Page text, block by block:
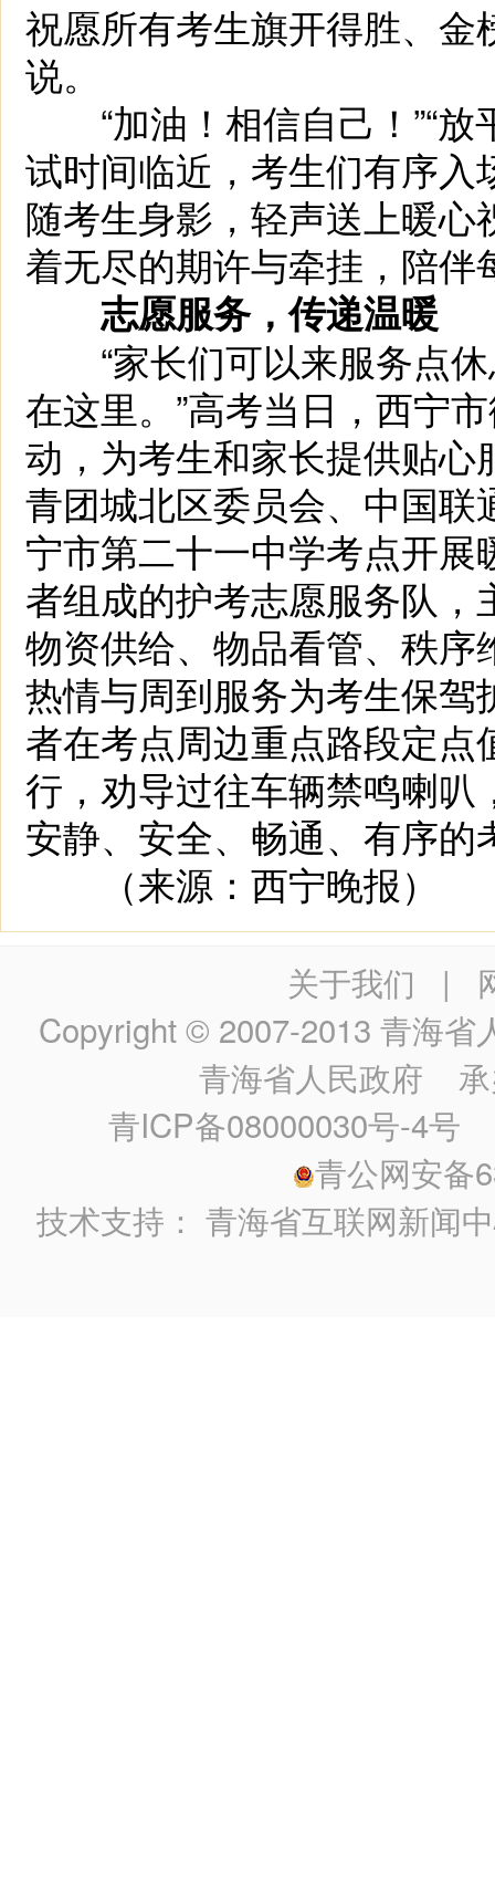
祝愿所有考生旗开得胜、金
说。
“加油！相信自己！”“放
试时间临近，考生们有序
随考生身影，轻声送上暖
着无尽的期许与牵挂，陪
志愿服务，传递温暖
“家长们可以来服务点休
在这里。”高考当日，西宁
动，为考生和家长提供贴
青团城北区委员会、中国
宁市第二十一中学考点开
者组成的护考志愿服务队
物资供给、物品看管、秩
热情与周到服务为考生保
者在考点周边重点路段定
行，劝导过往车辆禁鸣喇
安静、安全、畅通、有序的
（来源：西宁晚报）
关于我们 |
Copyright © 2007-2013 青海省
青海省人民政府 承
青ICP备08000030号-4号
青公网安备
技术支持：青海省互联网新闻